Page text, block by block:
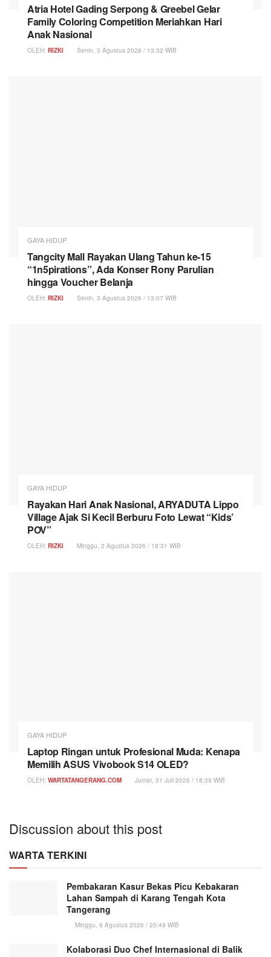
Atria Hotel Gading Serpong & Greebel Gelar
Family Coloring Competition Meriahkan Hari
Anak Nasional
OLEH: RIZKI Senin, 3 Agustus 2026 / 13:32 WIB
GAYA HIDUP
Tangcity Mall Rayakan Ulang Tahun ke-15
“1n5pirations”, Ada Konser Rony Parulian
hingga Voucher Belanja
OLEH: RIZKI Senin, 3 Agustus 2026 / 13:07 WIB
GAYA HIDUP
Rayakan Hari Anak Nasional, ARYADUTA Lippo
Village Ajak Si Kecil Berburu Foto Lewat “Kids’
POV”
OLEH: RIZKI Minggu, 2 Agustus 2026 / 18:31 WIB
GAYA HIDUP
Laptop Ringan untuk Profesional Muda: Kenapa
Memilih ASUS Vivobook S14 OLED?
OLEH: WARTATANGERANG.COM Jumat, 31 Juli 2026 / 18:39 WIB
Discussion about this post
WARTA TERKINI
Pembakaran Kasur Bekas Picu Kebakaran
Lahan Sampah di Karang Tengah Kota
Tangerang
Minggu, 9 Agustus 2026 / 20:49 WIB
Kolaborasi Duo Chef Internasional di Balik